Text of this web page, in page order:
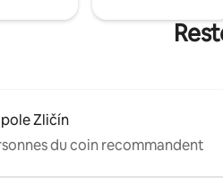
Zličín
du coin recommandent